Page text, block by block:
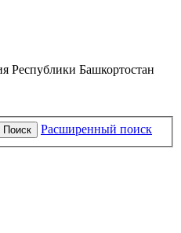
Республики Башкортостан
Поиск Расширенный поиск